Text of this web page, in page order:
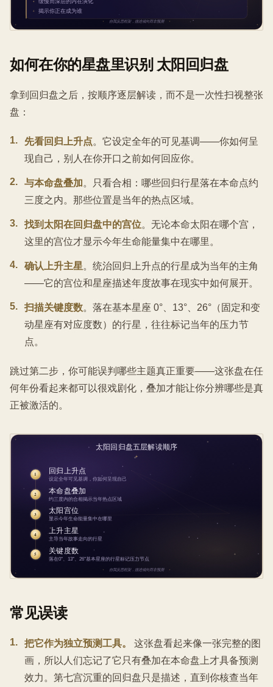
如何在你的星盘里识别 太阳回归盘
拿到回归盘之后，按顺序逐层解读，而不是一次性扫视整张
盘：
1. 先看回归上升点。它设定全年的可见基调——你如何呈
现自己，别人在你开口之前如何回应你。
2. 与本命盘叠加。只看合相：哪些回归行星落在本命点约
三度之内。那些位置是当年的热点区域。
3. 找到太阳在回归盘中的宫位。无论本命太阳在哪个宫，
这里的宫位才显示今年生命能量集中在哪里。
4. 确认上升主星。统治回归上升点的行星成为当年的主角
——它的宫位和星座描述年度故事在现实中如何展开。
5. 扫描关键度数。落在基本星座 0°、13°、26°（固定和变
动星座有对应度数）的行星，往往标记当年的压力节
点。
跳过第二步，你可能误判哪些主题真正重要——这张盘在任
何年份看起来都可以很戏剧化，叠加才能让你分辨哪些是真
正被激活的。
常见误读
1. 把它作为独立预测工具。
这张盘看起来像一张完整的图
画，所以人们忘记了它只有叠加在本命盘上才具备预测
效力。第七宫沉重的回归盘只是描述，直到你核查当年